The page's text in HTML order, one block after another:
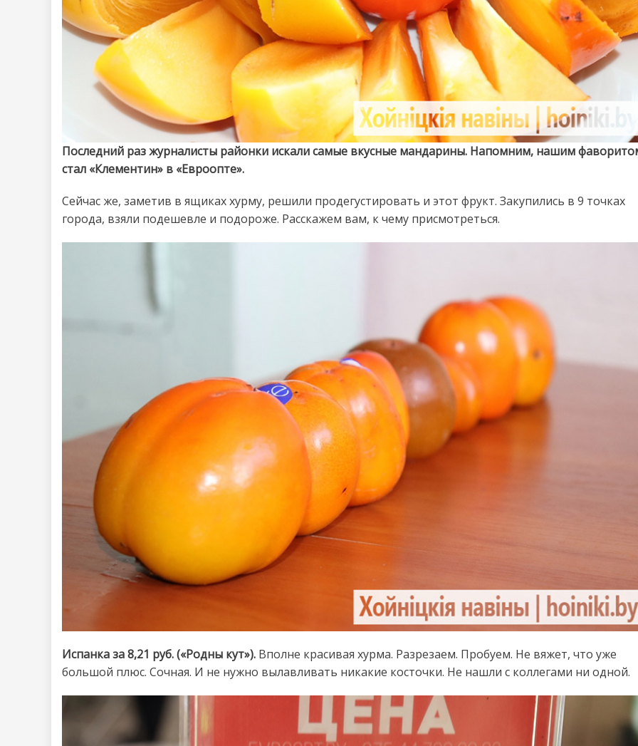
Последний раз журналисты районки искали самые вкусные мандарины. Напомним, нашим
стал «Клементин» в «Евроопте».
Сейчас же, заметив в ящиках хурму, решили продегустировать и этот фрукт. Закупились в 9 точках
города, взяли подешевле и подороже. Расскажем вам, к чему присмотреться.
Испанка за 8,21 руб. («Родны кут»). Вполне красивая хурма. Разрезаем. Пробуем. Не вяжет, что уже
большой плюс. Сочная. И не нужно вылавливать никакие косточки. Не нашли с коллегами ни одной.